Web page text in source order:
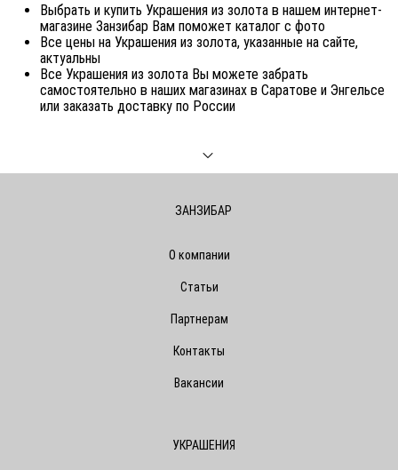
Выбрать и купить Украшения из золота в нашем интернет-
магазине Занзибар Вам поможет каталог с фото
Все цены на Украшения из золота, указанные на сайте,
актуальны
Все Украшения из золота Вы можете забрать
самостоятельно в наших магазинах в Саратове и Энгельсе
или заказать доставку по России
ЗАНЗИБАР
О компании
Статьи
Партнерам
Контакты
Вакансии
УКРАШЕНИЯ